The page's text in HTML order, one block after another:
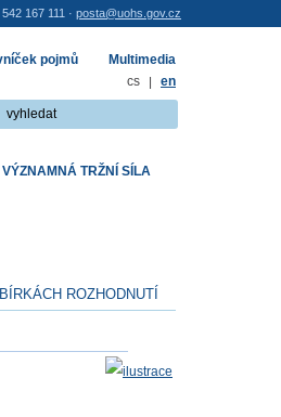
ROZHODNUTÍ
VÝZNAMNÁ TRŽNÍ SÍLA
pojmů
Multimedia
cs
| en
167 111 · posta@uohs.gov.cz